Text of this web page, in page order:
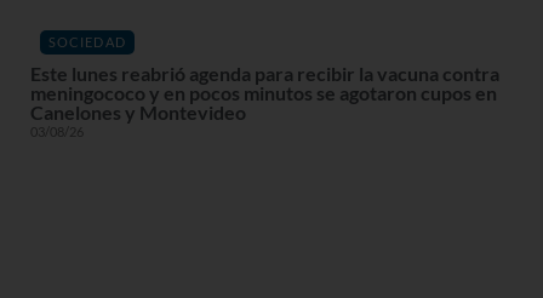
SOCIEDAD
Este lunes reabrió agenda para recibir la vacuna contra
meningococo y en pocos minutos se agotaron cupos en
Canelones y Montevideo
03/08/26